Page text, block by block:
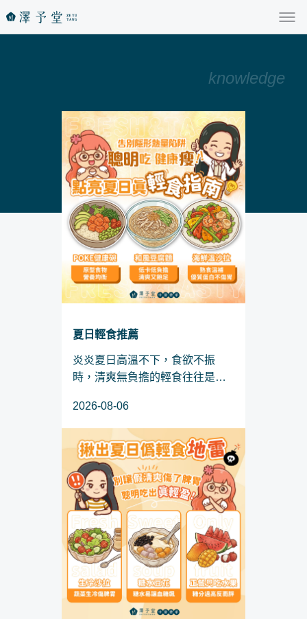
knowledge
夏日輕食推薦
炎炎夏日高溫不下，食欲不振
時，清爽無負擔的輕食往往是大
道，若一不小心踩中生冷沙拉、
糖水豆花或水果當正餐等「偽輕
食」地雷，反而容易打擊脾胃陽
氣、積聚體內濕氣，讓代謝越跑
越...
2026-08-06